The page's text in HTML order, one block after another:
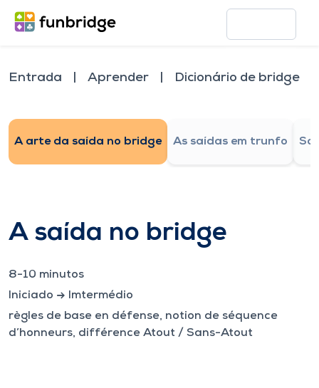
Entrada Aprender Dicionário de bridge
A arte da saída no bridge As saídas em trunfo
A saída no bridge
8-10 minutos
Iniciado →
Imtermédio
règles de base en défense, notion de séquence
d’honneurs, différence Atout / Sans-Atout